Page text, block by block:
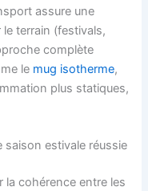
assure une
terrain (festivals,
complète
le mug isotherme,
plus statiques,
saison estivale réussie
la cohérence entre les